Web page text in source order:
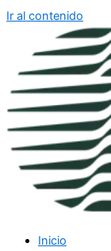
Ir al contenido
Inicio